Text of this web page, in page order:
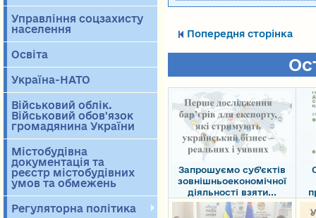
Управління соцзахисту
населення
Освіта
Україна-НАТО
Військовий облік.
Військовий обов'язок
громадянина України
Містобудівна
документація та
реєстр містобудівних
умов та обмежень
Регуляторна політика
Попередня сторінка
Запрошуємо суб’єктів
зовнішньоекономічної
діяльності взяти...